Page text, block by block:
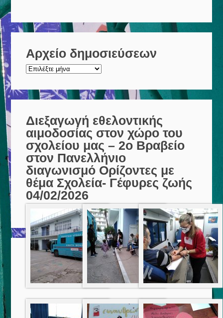
Αρχείο δημοσιεύσεων
Αρχείο
Διεξαγωγή εθελοντικής
αιμοδοσίας στον χώρο του
σχολείου μας – 2ο Βραβείο
στον Πανελλήνιο
διαγωνισμό Ορίζοντες με
θέμα Σχολεία- Γέφυρες ζωής
04/02/2026